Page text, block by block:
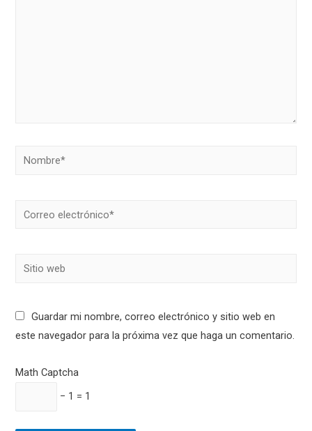
Nombre*
Correo
Sitio
Guardar mi nombre, correo electrónico y sitio web en
este navegador para la próxima vez que haga un comentario.
Math Captcha
− 1 = 1